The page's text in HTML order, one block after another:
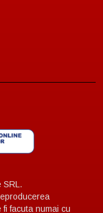
facuta numai cu